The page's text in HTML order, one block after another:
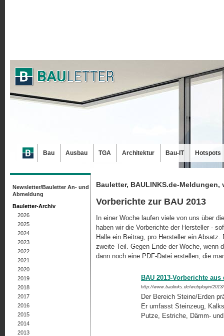
Bauletter, BAULINKS.de-Meldungen,
Vorberichte zur BAU 2013
In einer Woche laufen viele von uns über
haben wir die Vorberichte der Hersteller -
Halle ein Beitrag, pro Hersteller ein
zweite Teil. Gegen Ende der Woche, wenn
dann noch eine PDF-Datei erstellen, die
BAU 2013-Vorberichte
http://www.baulinks.de/webplugin/
Der Bereich Steine/Erden
Er umfasst Steinzeug,
Putze, Estriche, Dämm-
Newsletter/Bauletter An- und
Abmeldung
Bauletter-Archiv
2026
2025
2024
2023
2022
2021
2020
2019
2018
2017
2016
2015
2014
2013
Bau Ausbau TGA Architektur Bau-IT Hotspots